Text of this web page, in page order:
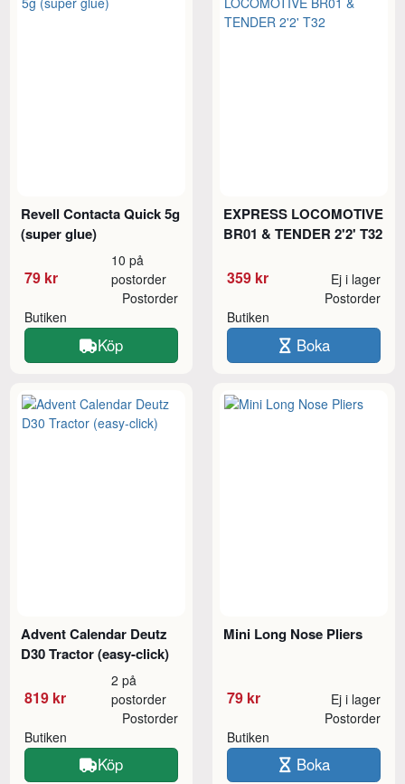
Revell Contacta Quick 5g
(super glue)
79 kr
10 på
postorder
Butiken
Postorder
Köp
EXPRESS LOCOMOTIVE
BR01 & TENDER 2'2' T32
359 kr Ej i lager
Butiken
Postorder
Boka
Advent Calendar Deutz
D30 Tractor (easy-click)
819 kr
2 på
postorder
Butiken
Postorder
Köp
Mini Long Nose Pliers
79 kr Ej i lager
Butiken
Postorder
Boka